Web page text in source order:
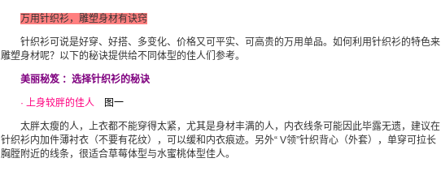
万用针织衫，雕塑身材有诀窍
针织衫可说是好穿、好搭、多变化、价格又可平实、可高贵的万用单品。如何利用针织衫的特色来
雕塑身材呢？以下的秘诀提供给不同体型的佳人们参考。
美丽秘笈 ：选择针织衫的秘诀
· 上身较胖的佳人 图一
太胖太瘦的人，上衣都不能穿得太紧，尤其是身材丰满的人，内衣线条可能因此毕露无遗，建议在
针织衫内加件薄衬衣（不要有花纹），可以缓和内衣痕迹。另外“ V领”针织背心（外套），单穿可拉长
胸膛附近的线条，很适合草莓体型与水蜜桃体型佳人。